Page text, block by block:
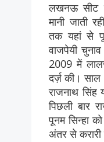
लखनऊ सीट
मानी जाती
तक यहां से
वाजपेयी
2009 में
दर्ज़ की।
राजनाथ
पिछली बार
पूनम सिन्हा
अंतर से करारी